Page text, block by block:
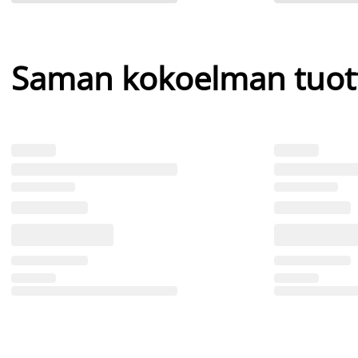
Saman kokoelman